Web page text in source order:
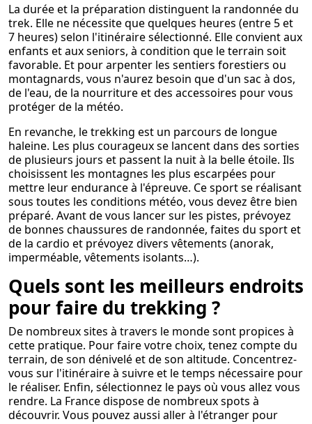
La durée et la préparation distinguent la randonnée du
trek. Elle ne nécessite que quelques heures (entre 5 et
7 heures) selon l'itinéraire sélectionné. Elle convient aux
enfants et aux seniors, à condition que le terrain soit
favorable. Et pour arpenter les sentiers forestiers ou
montagnards, vous n'aurez besoin que d'un sac à dos,
de l'eau, de la nourriture et des accessoires pour vous
protéger de la météo.
En revanche, le trekking est un parcours de longue
haleine. Les plus courageux se lancent dans des sorties
de plusieurs jours et passent la nuit à la belle étoile. Ils
choisissent les montagnes les plus escarpées pour
mettre leur endurance à l'épreuve. Ce sport se réalisant
sous toutes les conditions météo, vous devez être bien
préparé. Avant de vous lancer sur les pistes, prévoyez
de bonnes chaussures de randonnée, faites du sport et
de la cardio et prévoyez divers vêtements (anorak,
imperméable, vêtements isolants…).
Quels sont les meilleurs endroits
pour faire du trekking ?
De nombreux sites à travers le monde sont propices à
cette pratique. Pour faire votre choix, tenez compte du
terrain, de son dénivelé et de son altitude. Concentrez-
vous sur l'itinéraire à suivre et le temps nécessaire pour
le réaliser. Enfin, sélectionnez le pays où vous allez vous
rendre. La France dispose de nombreux spots à
découvrir. Vous pouvez aussi aller à l'étranger pour